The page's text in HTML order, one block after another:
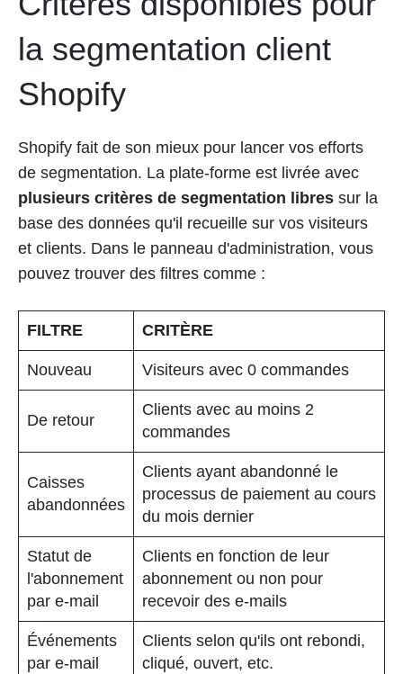
la segmentation client
Shopify
Shopify fait de son mieux pour lancer vos efforts
de segmentation. La plate-forme est livrée avec
plusieurs critères de segmentation libres sur la
base des données qu'il recueille sur vos visiteurs
et clients. Dans le panneau d'administration, vous
pouvez trouver des filtres comme :
FILTRE CRITÈRE
Nouveau Visiteurs avec 0 commandes
De retour
Clients avec au moins 2
commandes
Caisses
abandonnées
Clients ayant abandonné le
processus de paiement au cours
du mois dernier
Statut de
l'abonnement
par e-mail
Clients en fonction de leur
abonnement ou non pour
recevoir des e-mails
Événements
par e-mail
Clients selon qu'ils ont rebondi,
cliqué, ouvert, etc.